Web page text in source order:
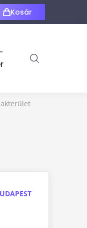
Kosár